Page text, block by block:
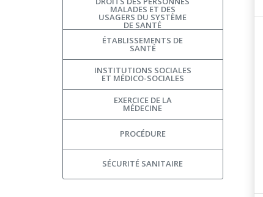
MALADES ET DES
USAGERS DU SYSTÈME
DE SANTÉ
ÉTABLISSEMENTS DE
SANTÉ
INSTITUTIONS SOCIALES
ET MÉDICO-SOCIALES
EXERCICE DE LA
MÉDECINE
PROCÉDURE
SÉCURITÉ SANITAIRE